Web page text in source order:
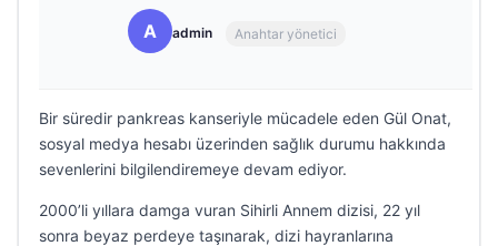
A admin Anahtar yönetici
Bir süredir pankreas kanseriyle mücadele eden Gül Onat,
sosyal medya hesabı üzerinden sağlık durumu hakkında
sevenlerini bilgilendiremeye devam ediyor.
2000’li yıllara damga vuran Sihirli Annem dizisi, 22 yıl
sonra beyaz perdeye taşınarak, dizi hayranlarına